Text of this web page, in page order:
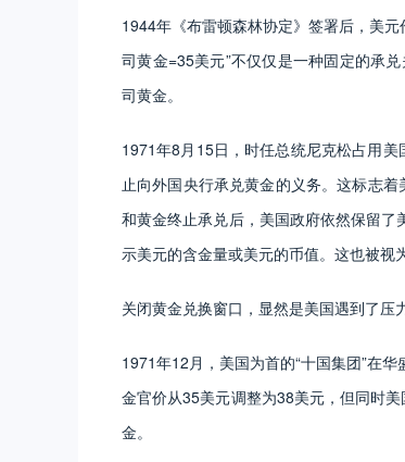
1944年《布雷顿森林协定》签署后，美
司黄金=35美元”不仅仅是一种固定的承
司黄金。
1971年8月15日，时任总统尼克松占用
止向外国央行承兑黄金的义务。这标志
和黄金终止承兑后，美国政府依然保留
示美元的含金量或美元的币值。这也被视
关闭黄金兑换窗口，显然是美国遇到了压
1971年12月，美国为首的“十国集团”在
金官价从35美元调整为38美元，但同时
金。